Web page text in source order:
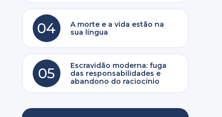
04
A morte e a vida estão na
sua língua
05
Escravidão moderna: fuga
das responsabilidades e
abandono do raciocínio